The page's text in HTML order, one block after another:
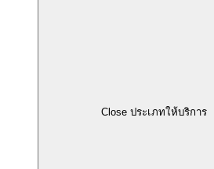
Close ประเภทให้บริการ